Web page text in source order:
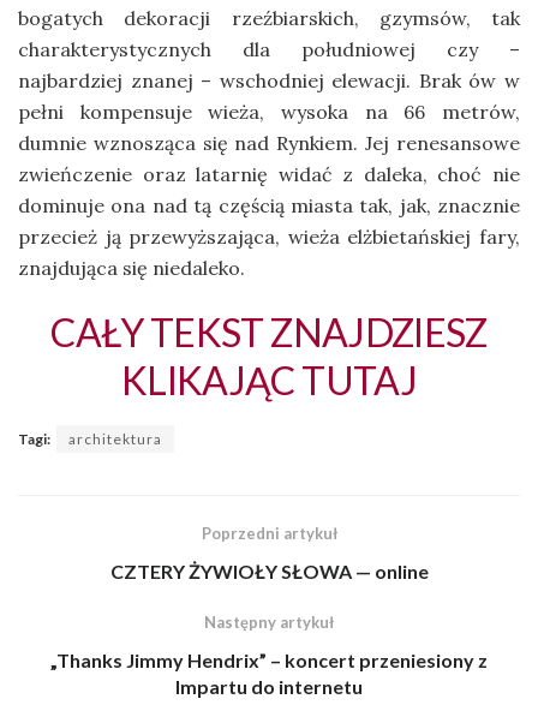
bogatych dekoracji rzeźbiarskich, gzymsów, tak
charakterystycznych dla południowej czy –
najbardziej znanej – wschodniej elewacji. Brak ów w
pełni kompensuje wieża, wysoka na 66 metrów,
dumnie wznosząca się nad Rynkiem. Jej renesansowe
zwieńczenie oraz latarnię widać z daleka, choć nie
dominuje ona nad tą częścią miasta tak, jak, znacznie
przecież ją przewyższająca, wieża elżbietańskiej fary,
znajdująca się niedaleko.
CAŁY TEKST ZNAJDZIESZ
KLIKAJĄC TUTAJ
Tagi: architektura
Poprzedni artykuł
CZTERY ŻYWIOŁY SŁOWA — online
Następny artykuł
„Thanks Jimmy Hendrix” – koncert przeniesiony z
Impartu do internetu